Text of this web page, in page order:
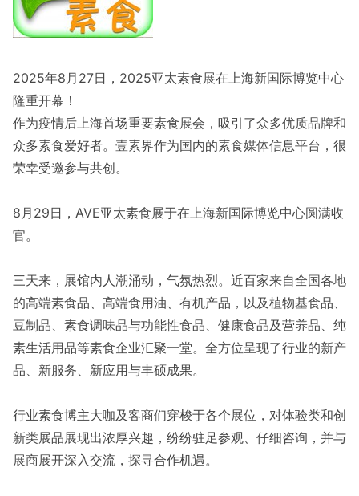
2025年8月27日，2025亚太素食展在上海新国际博览中心
隆重开幕！
作为疫情后上海首场重要素食展会，吸引了众多优质品牌和
众多素食爱好者。壹素界作为国内的素食媒体信息平台，很
荣幸受邀参与共创。
8月29日，AVE亚太素食展于在上海新国际博览中心圆满收
官。
三天来，展馆内人潮涌动，气氛热烈。近百家来自全国各地
的高端素食品、高端食用油、有机产品，以及植物基食品、
豆制品、素食调味品与功能性食品、健康食品及营养品、纯
素生活用品等素食企业汇聚一堂。全方位呈现了行业的新产
品、新服务、新应用与丰硕成果。
行业素食博主大咖及客商们穿梭于各个展位，对体验类和创
新类展品展现出浓厚兴趣，纷纷驻足参观、仔细咨询，并与
展商展开深入交流，探寻合作机遇。